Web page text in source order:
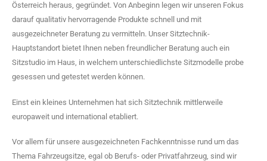
Österreich heraus, gegründet. Von Anbeginn legen wir unseren Fokus
darauf qualitativ hervorragende Produkte schnell und mit
ausgezeichneter Beratung zu vermitteln. Unser Sitztechnik-
Hauptstandort bietet Ihnen neben freundlicher Beratung auch ein
Sitzstudio im Haus, in welchem unterschiedlichste Sitzmodelle probe
gesessen und getestet werden können.
Einst ein kleines Unternehmen hat sich Sitztechnik mittlerweile
europaweit und international etabliert.
Vor allem für unsere ausgezeichneten Fachkenntnisse rund um das
Thema Fahrzeugsitze, egal ob Berufs- oder Privatfahrzeug, sind wir